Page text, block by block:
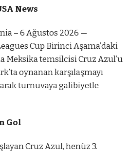
News
– 6 Ağustos 2026 —
Cup Birinci Aşama’daki
Meksika temsilcisi Cruz Azul’u
oynanan karşılaşmayı
turnuvaya galibiyetle
Gol
Cruz Azul, henüz 3.